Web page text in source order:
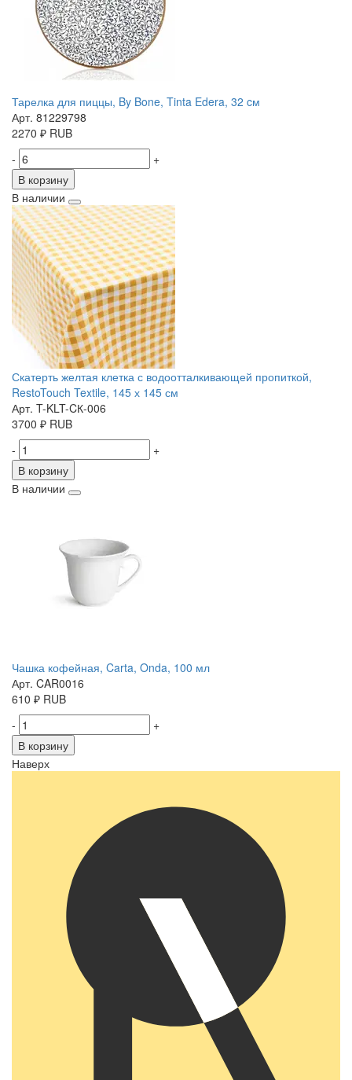
Тарелка для пиццы, By Bone, Tinta Edera, 32 cм
Арт. 81229798
2270 ₽ RUB
-
+
В корзину
В наличии
Скатерть желтая клетка с водоотталкивающей пропиткой,
RestoTouch Textile, 145 х 145 см
Арт. T-KLT-CК-006
3700 ₽ RUB
-
+
В корзину
В наличии
Чашка кофейная, Carta, Onda, 100 мл
Арт. CAR0016
610 ₽ RUB
-
+
В корзину
Наверх